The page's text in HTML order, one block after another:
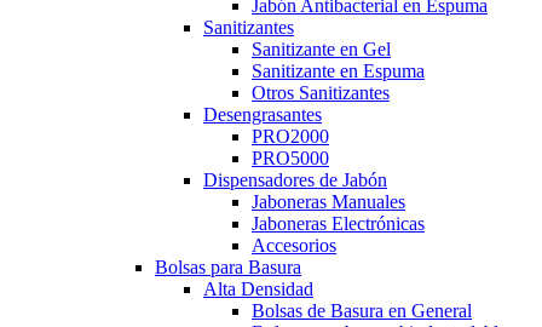
Jabón Antibacterial en Espuma
Sanitizantes
Sanitizante en Gel
Sanitizante en Espuma
Otros Sanitizantes
Desengrasantes
PRO2000
PRO5000
Dispensadores de Jabón
Jaboneras Manuales
Jaboneras Electrónicas
Accesorios
Bolsas para Basura
Alta Densidad
Bolsas de Basura en General